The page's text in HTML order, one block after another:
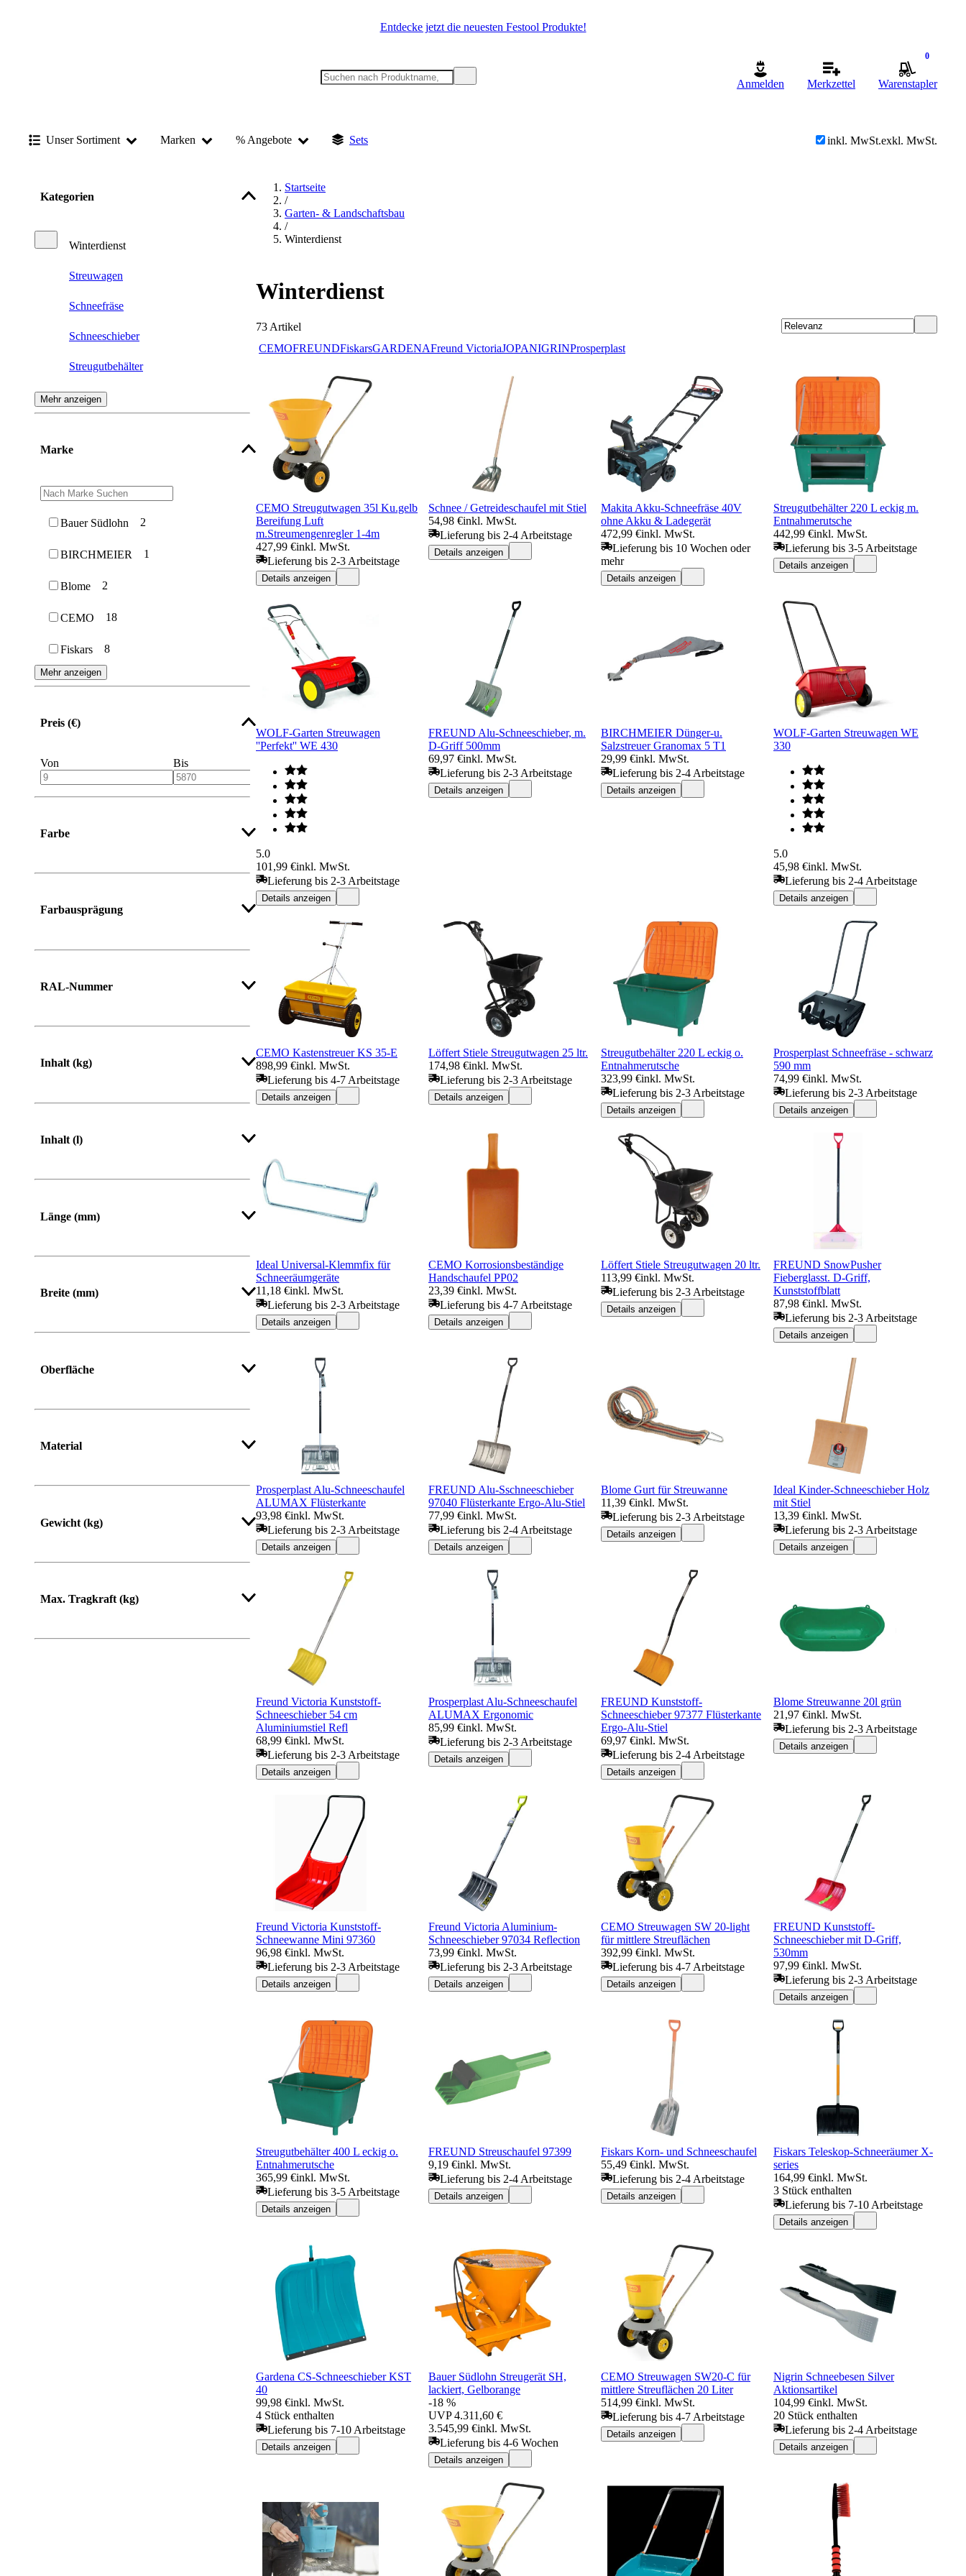
Entdecke jetzt die neuesten Festool Produkte!
Anmelden Merkzettel
0
Warenstapler
Unser Sortiment Marken % Angebote Sets inkl. MwSt.exkl. MwSt.
Kategorien
Winterdienst
Streuwagen
Schneefräse
Schneeschieber
Streugutbehälter
Schneeschaufel
Mehr anzeigen
Marke
Bauer Südlohn 2
BIRCHMEIER 1
Blome 2
CEMO 18
Fiskars 8
Mehr anzeigen
Preis (€)
Von Bis
Farbe
Farbausprägung
RAL-Nummer
Inhalt (kg)
Inhalt (l)
Länge (mm)
Von Bis
Breite (mm)
Von Bis
Oberfläche
Material
Gewicht (kg)
Max. Tragkraft (kg)
Startseite
/
Garten- & Landschaftsbau
/
Winterdienst
Winterdienst
73 Artikel
CEMOFREUNDFiskarsGARDENAFreund VictoriaJOPANIGRINProsperplast
CEMO Streugutwagen 35l Ku.gelb
Bereifung Luft
m.Streumengenregler 1-4m
427,99 €inkl. MwSt.
Lieferung bis 2-3 Arbeitstage
Details anzeigen
Schnee / Getreideschaufel mit Stiel
54,98 €inkl. MwSt.
Lieferung bis 2-4 Arbeitstage
Details anzeigen
Makita Akku-Schneefräse 40V
ohne Akku & Ladegerät
472,99 €inkl. MwSt.
Lieferung bis 10 Wochen oder
mehr
Details anzeigen
Streugutbehälter 220 L eckig m.
Entnahmerutsche
442,99 €inkl. MwSt.
Lieferung bis 3-5 Arbeitstage
Details anzeigen
WOLF-Garten Streuwagen
''Perfekt'' WE 430
5.0
101,99 €inkl. MwSt.
Lieferung bis 2-3 Arbeitstage
Details anzeigen
FREUND Alu-Schneeschieber, m.
D-Griff 500mm
69,97 €inkl. MwSt.
Lieferung bis 2-3 Arbeitstage
Details anzeigen
BIRCHMEIER Dünger-u.
Salzstreuer Granomax 5 T1
29,99 €inkl. MwSt.
Lieferung bis 2-4 Arbeitstage
Details anzeigen
WOLF-Garten Streuwagen WE
330
5.0
45,98 €inkl. MwSt.
Lieferung bis 2-4 Arbeitstage
Details anzeigen
CEMO Kastenstreuer KS 35-E
898,99 €inkl. MwSt.
Lieferung bis 4-7 Arbeitstage
Details anzeigen
Löffert Stiele Streugutwagen 25 ltr.
174,98 €inkl. MwSt.
Lieferung bis 2-3 Arbeitstage
Details anzeigen
Streugutbehälter 220 L eckig o.
Entnahmerutsche
323,99 €inkl. MwSt.
Lieferung bis 2-3 Arbeitstage
Details anzeigen
Prosperplast Schneefräse - schwarz
590 mm
74,99 €inkl. MwSt.
Lieferung bis 2-3 Arbeitstage
Details anzeigen
Ideal Universal-Klemmfix für
Schneeräumgeräte
11,18 €inkl. MwSt.
Lieferung bis 2-3 Arbeitstage
Details anzeigen
CEMO Korrosionsbeständige
Handschaufel PP02
23,39 €inkl. MwSt.
Lieferung bis 4-7 Arbeitstage
Details anzeigen
Löffert Stiele Streugutwagen 20 ltr.
113,99 €inkl. MwSt.
Lieferung bis 2-3 Arbeitstage
Details anzeigen
FREUND SnowPusher
Fieberglasst. D-Griff,
Kunststoffblatt
87,98 €inkl. MwSt.
Lieferung bis 2-3 Arbeitstage
Details anzeigen
Prosperplast Alu-Schneeschaufel
ALUMAX Flüsterkante
93,98 €inkl. MwSt.
Lieferung bis 2-3 Arbeitstage
Details anzeigen
FREUND Alu-Sschneeschieber
97040 Flüsterkante Ergo-Alu-Stiel
77,99 €inkl. MwSt.
Lieferung bis 2-4 Arbeitstage
Details anzeigen
Blome Gurt für Streuwanne
11,39 €inkl. MwSt.
Lieferung bis 2-3 Arbeitstage
Details anzeigen
Ideal Kinder-Schneeschieber Holz
mit Stiel
13,39 €inkl. MwSt.
Lieferung bis 2-3 Arbeitstage
Details anzeigen
Freund Victoria Kunststoff-
Schneeschieber 54 cm
Aluminiumstiel Refl
68,99 €inkl. MwSt.
Lieferung bis 2-3 Arbeitstage
Details anzeigen
Prosperplast Alu-Schneeschaufel
ALUMAX Ergonomic
85,99 €inkl. MwSt.
Lieferung bis 2-3 Arbeitstage
Details anzeigen
FREUND Kunststoff-
Schneeschieber 97377 Flüsterkante
Ergo-Alu-Stiel
69,97 €inkl. MwSt.
Lieferung bis 2-4 Arbeitstage
Details anzeigen
Blome Streuwanne 20l grün
21,97 €inkl. MwSt.
Lieferung bis 2-3 Arbeitstage
Details anzeigen
Freund Victoria Kunststoff-
Schneewanne Mini 97360
96,98 €inkl. MwSt.
Lieferung bis 2-3 Arbeitstage
Details anzeigen
Freund Victoria Aluminium-
Schneeschieber 97034 Reflection
73,99 €inkl. MwSt.
Lieferung bis 2-3 Arbeitstage
Details anzeigen
CEMO Streuwagen SW 20-light
für mittlere Streuflächen
392,99 €inkl. MwSt.
Lieferung bis 4-7 Arbeitstage
Details anzeigen
FREUND Kunststoff-
Schneeschieber mit D-Griff,
530mm
97,99 €inkl. MwSt.
Lieferung bis 2-3 Arbeitstage
Details anzeigen
Streugutbehälter 400 L eckig o.
Entnahmerutsche
365,99 €inkl. MwSt.
Lieferung bis 3-5 Arbeitstage
Details anzeigen
FREUND Streuschaufel 97399
9,19 €inkl. MwSt.
Lieferung bis 2-4 Arbeitstage
Details anzeigen
Fiskars Korn- und Schneeschaufel
55,49 €inkl. MwSt.
Lieferung bis 2-4 Arbeitstage
Details anzeigen
Fiskars Teleskop-Schneeräumer X-
series
164,99 €inkl. MwSt.
3 Stück enthalten
Lieferung bis 7-10 Arbeitstage
Details anzeigen
Gardena CS-Schneeschieber KST
40
99,98 €inkl. MwSt.
4 Stück enthalten
Lieferung bis 7-10 Arbeitstage
Details anzeigen
Bauer Südlohn Streugerät SH,
lackiert, Gelborange
-18 %
UVP 4.311,60 €
3.545,99 €inkl. MwSt.
Lieferung bis 4-6 Wochen
Details anzeigen
CEMO Streuwagen SW20-C für
mittlere Streuflächen 20 Liter
514,99 €inkl. MwSt.
Lieferung bis 4-7 Arbeitstage
Details anzeigen
Nigrin Schneebesen Silver
Aktionsartikel
104,99 €inkl. MwSt.
20 Stück enthalten
Lieferung bis 2-4 Arbeitstage
Details anzeigen